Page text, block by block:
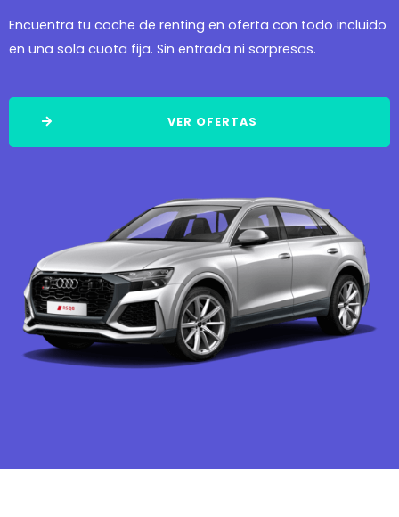
Encuentra tu coche de renting en oferta con todo incluido
en una sola cuota fija. Sin entrada ni sorpresas.
VER OFERTAS